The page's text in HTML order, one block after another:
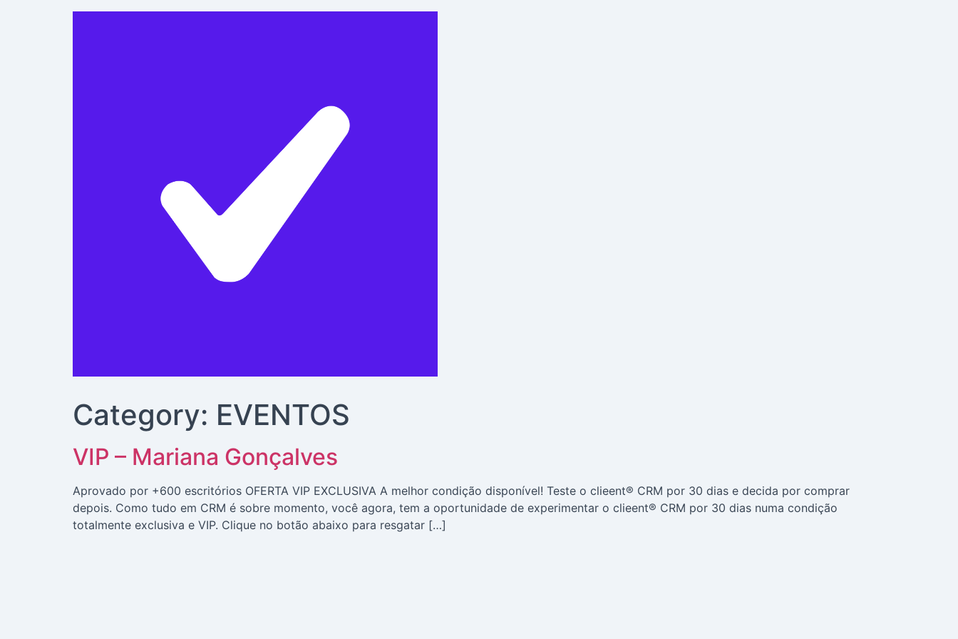
Category: EVENTOS
VIP – Mariana Gonçalves
Aprovado por +600 escritórios OFERTA VIP EXCLUSIVA A melhor condição disponível! Teste o clieent® CRM por 30 dias e decida por comprar
depois. Como tudo em CRM é sobre momento, você agora, tem a oportunidade de experimentar o clieent® CRM por 30 dias numa condição
totalmente exclusiva e VIP. Clique no botão abaixo para resgatar […]